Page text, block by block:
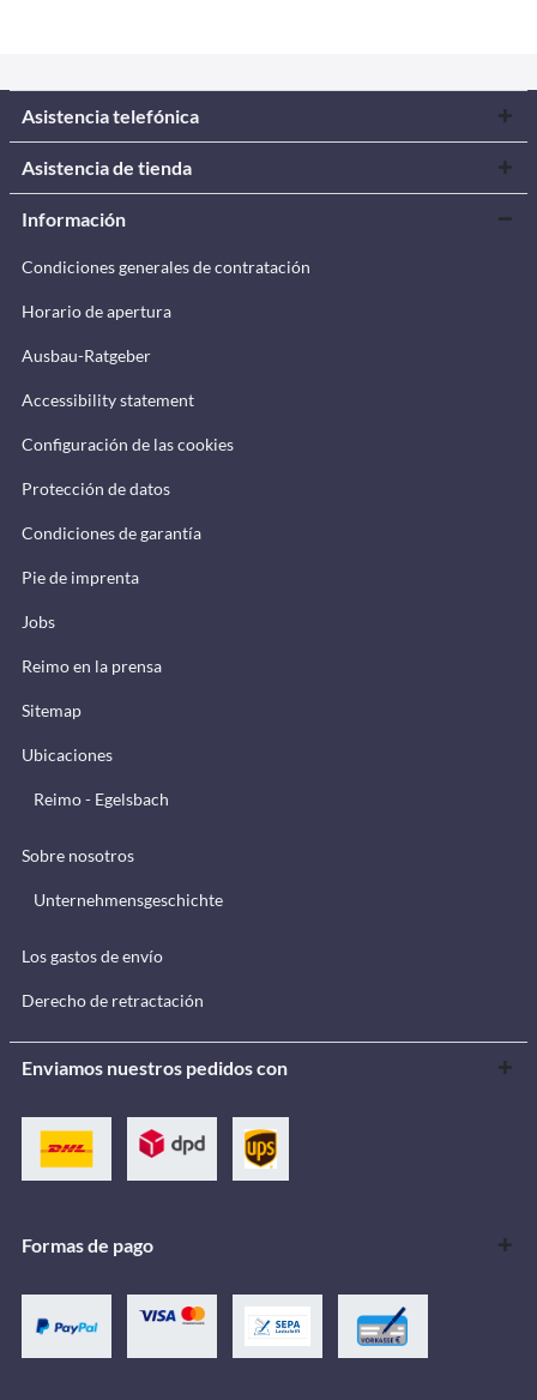
Asistencia telefónica
Asistencia de tienda
Información
Condiciones generales de contratación
Horario de apertura
Ausbau-Ratgeber
Accessibility statement
Configuración de las cookies
Protección de datos
Condiciones de garantía
Pie de imprenta
Jobs
Reimo en la prensa
Sitemap
Ubicaciones
Reimo - Egelsbach
Sobre nosotros
Unternehmensgeschichte
Los gastos de envío
Derecho de retractación
Enviamos nuestros pedidos con
Formas de pago